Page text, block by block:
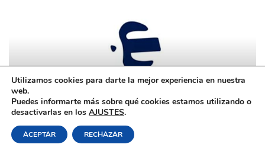
EMPRESAS
Cómo Trabajar En Clece
Utilizamos cookies para darte la mejor experiencia en nuestra
web.
Puedes informarte más sobre qué cookies estamos utilizando o
desactivarlas en los AJUSTES.
ACEPTAR RECHAZAR